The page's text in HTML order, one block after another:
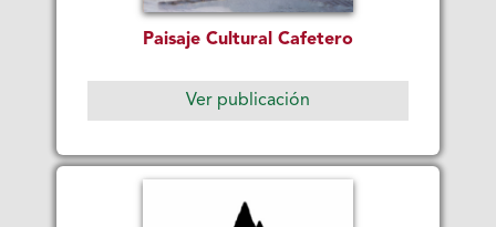
Paisaje Cultural Cafetero
Ver publicación